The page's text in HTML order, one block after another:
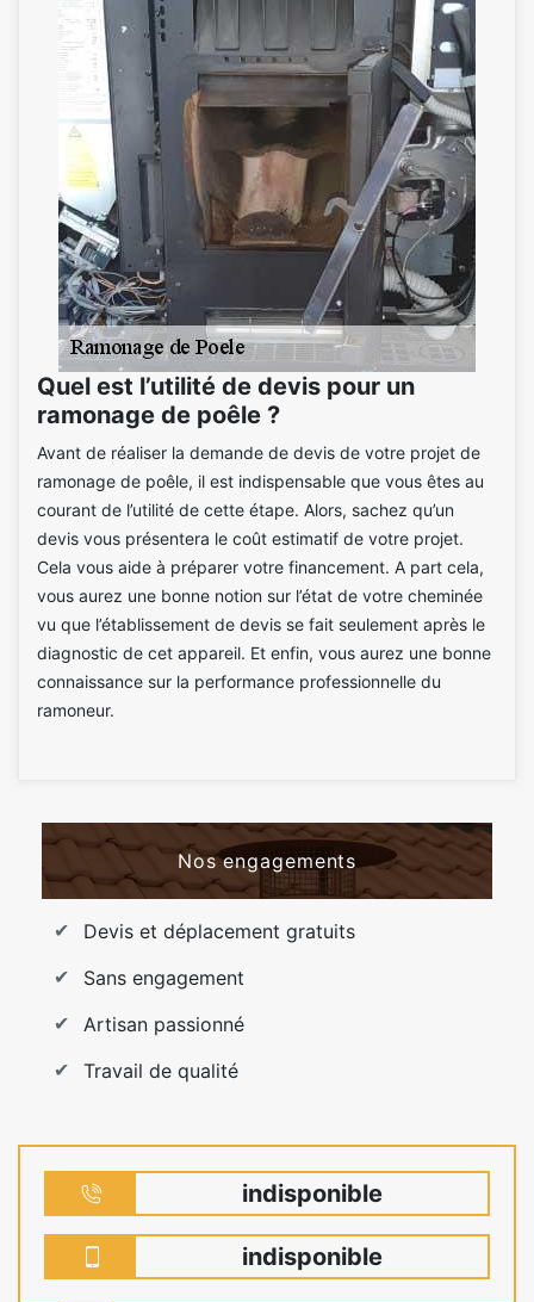
Quel est l’utilité de devis pour un
ramonage de poêle ?
Avant de réaliser la demande de devis de votre projet de
ramonage de poêle, il est indispensable que vous êtes au
courant de l’utilité de cette étape. Alors, sachez qu’un
devis vous présentera le coût estimatif de votre projet.
Cela vous aide à préparer votre financement. A part cela,
vous aurez une bonne notion sur l’état de votre cheminée
vu que l’établissement de devis se fait seulement après le
diagnostic de cet appareil. Et enfin, vous aurez une bonne
connaissance sur la performance professionnelle du
ramoneur.
Nos engagements
Devis et déplacement gratuits
Sans engagement
Artisan passionné
Travail de qualité
indisponible
indisponible